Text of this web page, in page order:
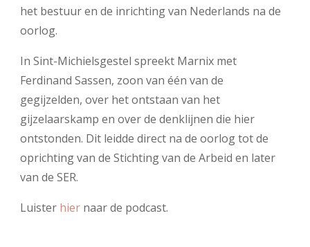
het bestuur en de inrichting van Nederlands na de
oorlog.
In Sint-Michielsgestel spreekt Marnix met
Ferdinand Sassen, zoon van één van de
gegijzelden, over het ontstaan van het
gijzelaarskamp en over de denklijnen die hier
ontstonden. Dit leidde direct na de oorlog tot de
oprichting van de Stichting van de Arbeid en later
van de SER.
Luister hier naar de podcast.